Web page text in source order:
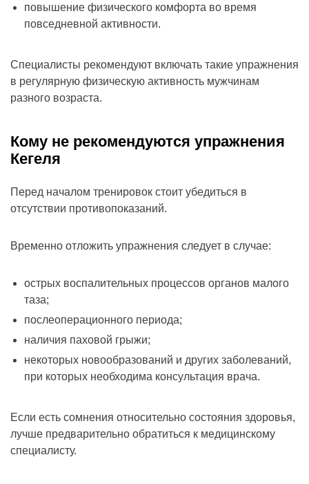
повышение физического комфорта во время
повседневной активности.
Специалисты рекомендуют включать такие упражнения
в регулярную физическую активность мужчинам
разного возраста.
Кому не рекомендуются упражнения
Кегеля
Перед началом тренировок стоит убедиться в
отсутствии противопоказаний.
Временно отложить упражнения следует в случае:
острых воспалительных процессов органов малого
таза;
послеоперационного периода;
наличия паховой грыжи;
некоторых новообразований и других заболеваний,
при которых необходима консультация врача.
Если есть сомнения относительно состояния здоровья,
лучше предварительно обратиться к медицинскому
специалисту.